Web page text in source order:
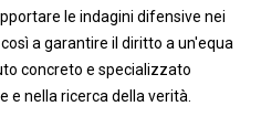
le indagini difensive nei
a garantire il diritto a un'equa
concreto e specializzato
e nella ricerca della verità.